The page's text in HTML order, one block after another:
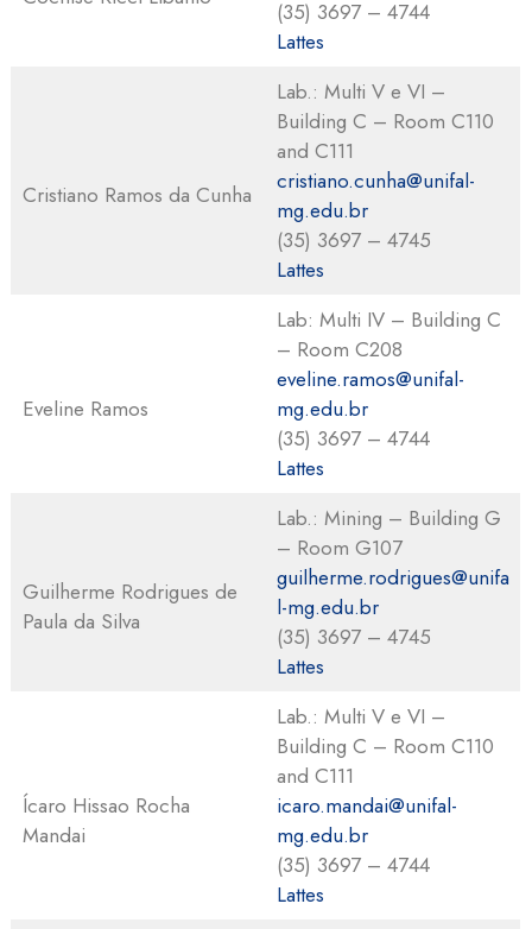
(35) 3697 – 4744
Lattes
Cristiano Ramos da Cunha
Lab.: Multi V e VI –
Building C – Room C110
and C111
cristiano.cunha@unifal-
mg.edu.br
(35) 3697 – 4745
Lattes
Eveline Ramos
Lab: Multi IV – Building C
– Room C208
eveline.ramos@unifal-
mg.edu.br
(35) 3697 – 4744
Lattes
Guilherme Rodrigues de
Paula da Silva
Lab.: Mining – Building G
– Room G107
guilherme.rodrigues@unifa
l-mg.edu.br
(35) 3697 – 4745
Lattes
Ícaro Hissao Rocha
Mandai
Lab.: Multi V e VI –
Building C – Room C110
and C111
icaro.mandai@unifal-
mg.edu.br
(35) 3697 – 4744
Lattes